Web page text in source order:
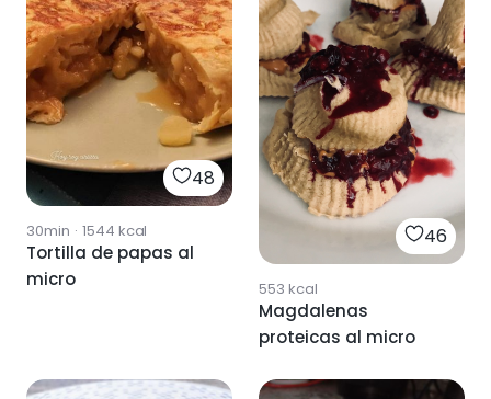
48
30min · 1544 kcal
Tortilla de papas al
micro
46
553 kcal
Magdalenas
proteicas al micro